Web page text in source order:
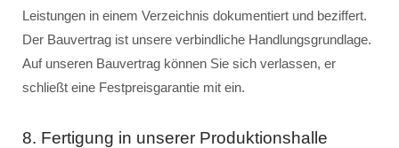
Leistungen in einem Verzeichnis dokumentiert und beziffert.
Der Bauvertrag ist unsere verbindliche Handlungsgrundlage.
Auf unseren Bauvertrag können Sie sich verlassen, er
schließt eine Festpreisgarantie mit ein.
8. Fertigung in unserer Produktionshalle